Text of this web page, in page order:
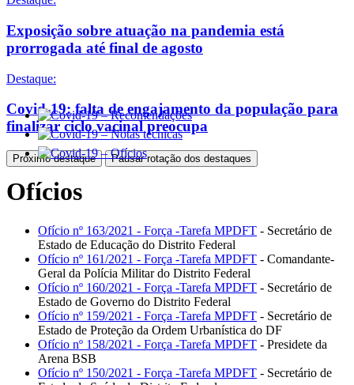
Exposição sobre atuação na pandemia está
prorrogada até final de agosto
Destaque:
Covid-19: falta de engajamento da população para
finalizar ciclo vacinal preocupa
Próximo destaque Pausar rotação dos destaques
Ofícios
Ofício nº 163/2021 - Força -Tarefa MPDFT - Secretário de
Estado de Educação do Distrito Federal
Ofício nº 161/2021 - Força -Tarefa MPDFT - Comandante-
Geral da Polícia Militar do Distrito Federal
Ofício nº 160/2021 - Força -Tarefa MPDFT - Secretário de
Estado de Governo do Distrito Federal
Ofício nº 159/2021 - Força -Tarefa MPDFT - Secretário de
Estado de Proteção da Ordem Urbanística do DF
Ofício nº 158/2021 - Força -Tarefa MPDFT - Presidete da
Arena BSB
Ofício nº 150/2021 - Força -Tarefa MPDFT - Secretário de